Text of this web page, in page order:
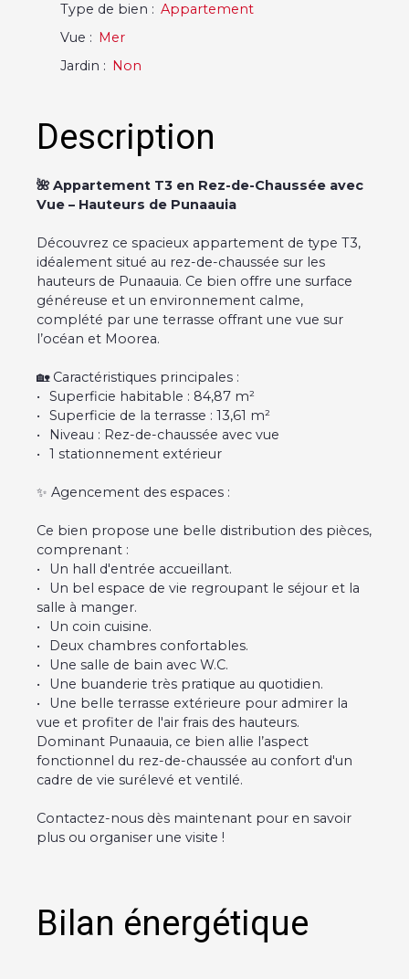
Type de bien : Appartement
Vue : Mer
Jardin : Non
Description
🌺 Appartement T3 en Rez-de-Chaussée avec
Vue – Hauteurs de Punaauia
Découvrez ce spacieux appartement de type T3,
idéalement situé au rez-de-chaussée sur les
hauteurs de Punaauia. Ce bien offre une surface
généreuse et un environnement calme,
complété par une terrasse offrant une vue sur
l’océan et Moorea.
🏡 Caractéristiques principales :
Superficie habitable : 84,87 m²
Superficie de la terrasse : 13,61 m²
Niveau : Rez-de-chaussée avec vue
1 stationnement extérieur
✨ Agencement des espaces :
Ce bien propose une belle distribution des pièces,
comprenant :
Un hall d'entrée accueillant.
Un bel espace de vie regroupant le séjour et la
salle à manger.
Un coin cuisine.
Deux chambres confortables.
Une salle de bain avec W.C.
Une buanderie très pratique au quotidien.
Une belle terrasse extérieure pour admirer la
vue et profiter de l'air frais des hauteurs.
Dominant Punaauia, ce bien allie l’aspect
fonctionnel du rez-de-chaussée au confort d'un
cadre de vie surélevé et ventilé.
Contactez-nous dès maintenant pour en savoir
plus ou organiser une visite !
Bilan énergétique